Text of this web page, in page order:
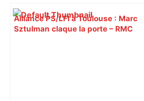
Alliance PS/LFI à Toulouse : Marc
Sztulman claque la porte – RMC